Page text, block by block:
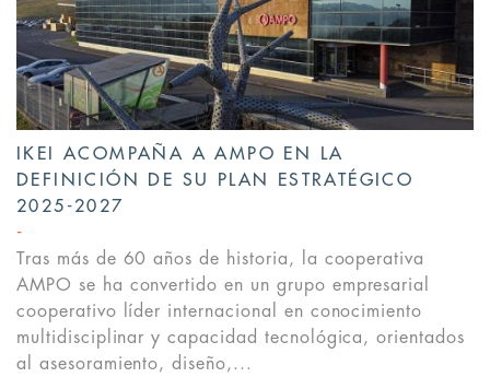
IKEI ACOMPAÑA A AMPO EN LA
DEFINICIÓN DE SU PLAN ESTRATÉGICO
2025-2027
Tras más de 60 años de historia, la cooperativa
AMPO se ha convertido en un grupo empresarial
cooperativo líder internacional en conocimiento
multidisciplinar y capacidad tecnológica, orientados
al asesoramiento, diseño,...